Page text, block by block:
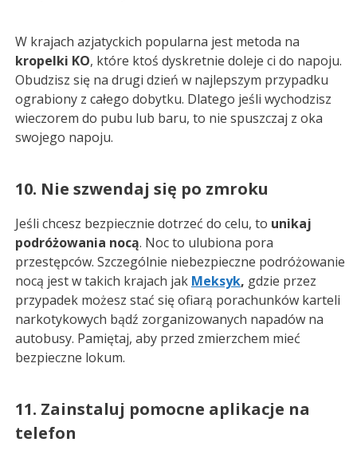
W krajach azjatyckich popularna jest metoda na
kropelki KO, które ktoś dyskretnie doleje ci do napoju.
Obudzisz się na drugi dzień w najlepszym przypadku
ograbiony z całego dobytku. Dlatego jeśli wychodzisz
wieczorem do pubu lub baru, to nie spuszczaj z oka
swojego napoju.
10. Nie szwendaj się po zmroku
Jeśli chcesz bezpiecznie dotrzeć do celu, to unikaj
podróżowania nocą. Noc to ulubiona pora
przestępców. Szczególnie niebezpieczne podróżowanie
nocą jest w takich krajach jak Meksyk, gdzie przez
przypadek możesz stać się ofiarą porachunków karteli
narkotykowych bądź zorganizowanych napadów na
autobusy. Pamiętaj, aby przed zmierzchem mieć
bezpieczne lokum.
11. Zainstaluj pomocne aplikacje na
telefon